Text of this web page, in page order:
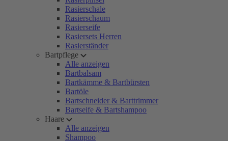
Rasierschale
Rasierschaum
Rasierseife
Rasiersets Herren
Rasierständer
Bartpflege
Alle anzeigen
Bartbalsam
Bartkämme & Bartbürsten
Bartöle
Bartschneider & Barttrimmer
Bartseife & Bartshampoo
Haare
Alle anzeigen
Shampoo